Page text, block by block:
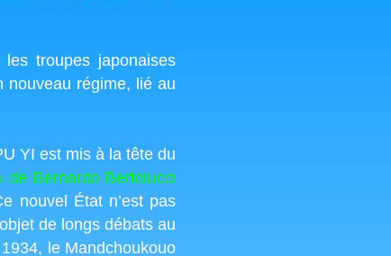
troupes japonaises
nouveau régime, lié au
YI est mis à la tête du
de Bernardo Bertolucci
nouvel État n’est pas
de longs débats au
le Mandchoukouo